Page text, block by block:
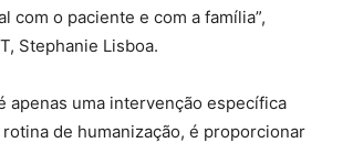
com o paciente e com a família”,
Stephanie Lisboa.
apenas uma intervenção específica
de humanização, é proporcionar